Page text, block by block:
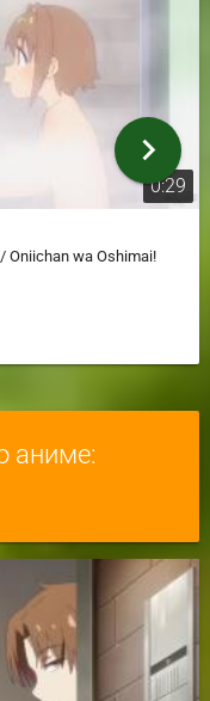
0:29
Oniichan wa Oshimai!
chevron_right
аниме: